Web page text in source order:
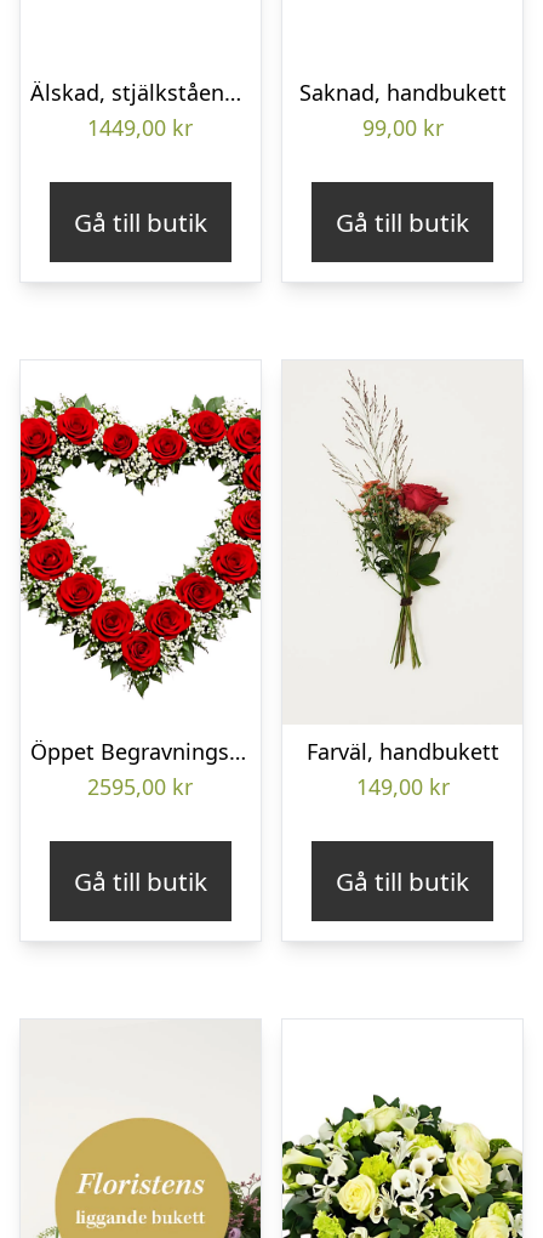
Älskad, stjälkstående bukett
1449,00 kr
Gå till butik
Saknad, handbukett
99,00 kr
Gå till butik
Öppet Begravningshjärta
2595,00 kr
Gå till butik
Farväl, handbukett
149,00 kr
Gå till butik